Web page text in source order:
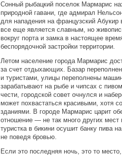
Сонный рыбацкий поселок Мармарис
природной гавани, где адмирал
для нападения на французский Абукир
все еще является славным, но
вокруг порта и замка в настоящее
беспорядочной застройки территории.
Летом население города Мармарис
за счет отдыхающих. Базар
и туристами, улицы переполнены
зарабатывают на рыбе и чипсах с
чести, городской совет очнулся и
может похвастаться красивыми, хотя
зданиями. В городе Мармарис царит
отношение — не так много других мест
туристка в бикини осушит банку пива
не поведя бровью.
Если это последняя ночь, это то